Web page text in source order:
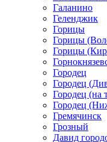
Галанино
Геленджик
Горицы
Горицы
Горицы
Городец
Городец
Городец
Городец
Гремячинск
Грозный
Давид